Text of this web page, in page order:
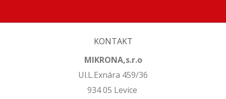
KONTAKT
MIKRONA,s.r.o
Ul.L.Exnára 459/36
934 05 Levice